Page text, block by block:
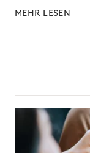
MEHR LESEN